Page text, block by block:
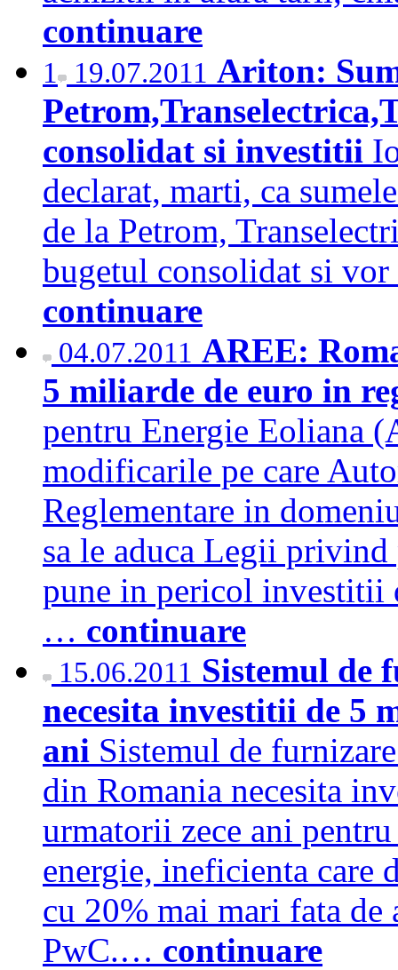
continuare
1 19.07.2011 Ariton:
consolidat si investitii
declarat, marti, ca
de la Petrom,
bugetul consolidat si
continuare
04.07.2011 AREE:
5 miliarde de euro in
pentru Energie Eoliana
modificarile pe care
Reglementare in
sa le aduca Legii
pune in pericol investitii
… continuare
15.06.2011 Sistemul de
necesita investitii de 5
ani Sistemul de
din Romania necesita
urmatorii zece ani
energie, ineficienta care
cu 20% mai mari fata
PwC.… continuare